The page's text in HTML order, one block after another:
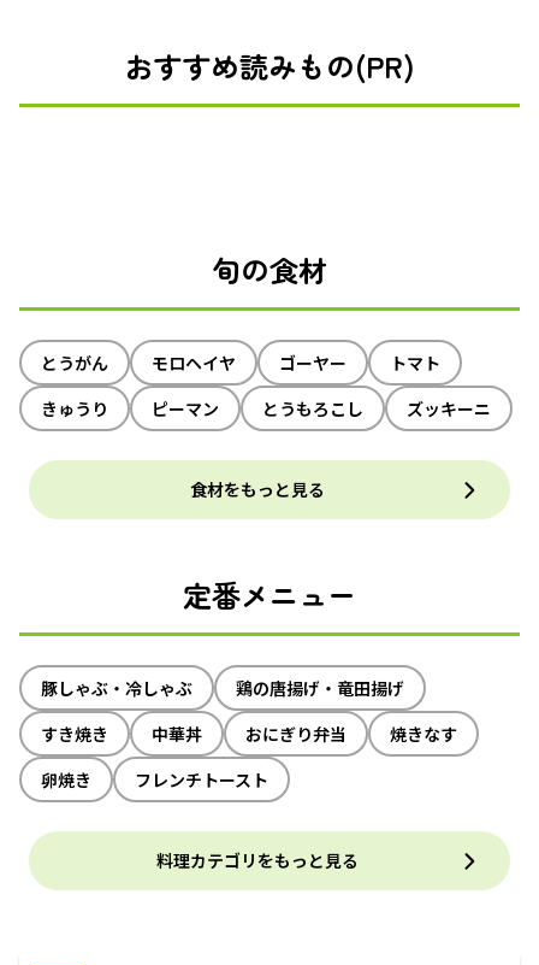
おすすめ読みもの(PR)
旬の食材
とうがん モロヘイヤ ゴーヤー
トマト
きゅうり
ピーマン とうもろこし ズッキーニ
食材をもっと見る
定番メニュー
豚しゃぶ・冷しゃぶ
鶏の唐揚げ・竜田揚げ
すき焼き
中華丼 おにぎり弁当
焼きなす
卵焼き
フレンチトースト
料理カテゴリをもっと見る